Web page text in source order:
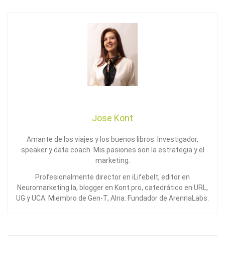
Jose Kont
Amante de los viajes y los buenos libros. Investigador,
speaker y data coach. Mis pasiones son la estrategia y el
marketing.
Profesionalmente director en iLifebelt, editor en
Neuromarketing.la, blogger en Kont.pro, catedrático en URL,
UG y UCA. Miembro de Gen-T, Alna. Fundador de ArennaLabs.